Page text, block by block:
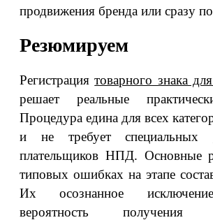
продвижения бренда или сразу
Резюмируем
Регистрациятоварного знака
решает реальные
Процедура едина для всех
и не требует специальных
плательщиков НПД. Основные
типовых ошибках на этапе
Их осознанное
вероятность получения